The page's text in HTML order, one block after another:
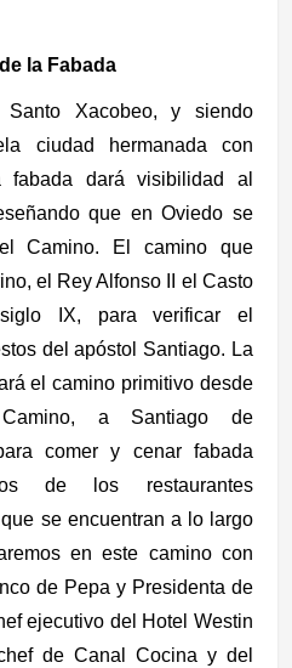
la Fabada
Xacobeo, y siendo
ciudad hermanada con
dará visibilidad al
que en Oviedo se
Camino. El camino que
el Rey Alfonso II el Casto
IX, para verificar el
del apóstol Santiago. La
el camino primitivo desde
a Santiago de
comer y cenar fabada
de los restaurantes
se encuentran a lo largo
en este camino con
de Pepa y Presidenta de
ejecutivo del Hotel Westin
de Canal Cocina y del